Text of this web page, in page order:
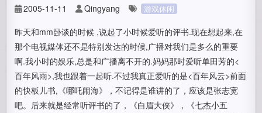
她可是闲不住，总是上窜下跳的，要么就找东西啃
看她多用功阿，啃书呢
2005-11-11 Qingyang 游戏休闲
昨天和mm卧谈的时候 ,说起了小时候爱听的评书.现在想起来,在
那个电视媒体还不是特别发达的时候,广播对我们是多么的重要
啊.我小时的娱乐,总是和广播离不开的.妈妈那时爱听单田芳的<
百年风雨>,我也跟着一起听.不过我真正爱听的是<百年风云>前面
的快板儿书,《哪吒闹海》，不记得是谁讲的了，应该是张志宽
吧。后来就是经常听评书的了，《白眉大侠》，《七杰小五